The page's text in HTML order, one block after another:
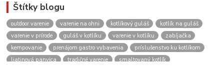
Štítky blogu
outdoor varenie varenie na ohni kotlíkový guláš
kotlík na guláš
varenie v prírode
guláš v kotlíku varenie v kotlíku
zabíjačka
kempovanie
prenájom gastro vybavenia
príslušenstvo ku kotlíkom
liatinová panvica
tradičné varenie
smaltovaný kotlík